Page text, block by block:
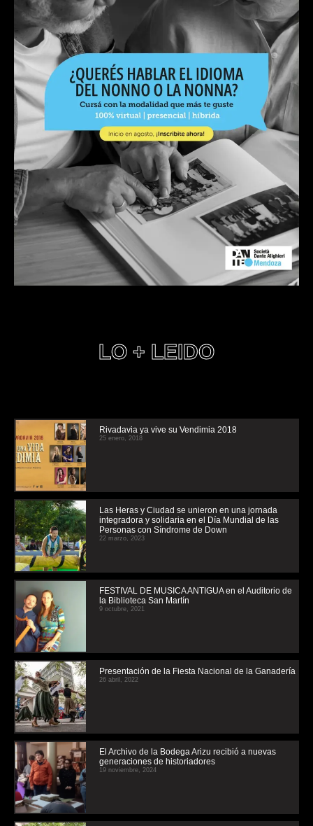
LO + LEIDO
Rivadavia ya vive su Vendimia 2018
25 enero, 2018
Las Heras y Ciudad se unieron en una jornada
integradora y solidaria en el Día Mundial de las
Personas con Síndrome de Down
22 marzo, 2023
FESTIVAL DE MUSICA ANTIGUA en el Auditorio de
la Biblioteca San Martín
9 octubre, 2021
Presentación de la Fiesta Nacional de la Ganadería
26 abril, 2022
El Archivo de la Bodega Arizu recibió a nuevas
generaciones de historiadores
19 noviembre, 2024